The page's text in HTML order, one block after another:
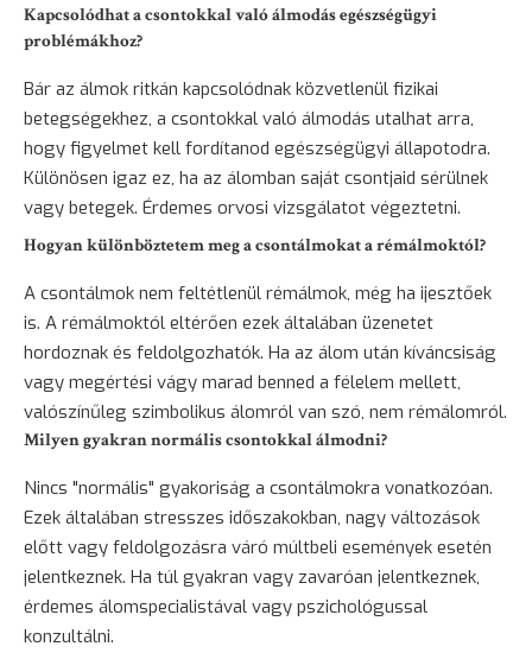
Kapcsolódhat a csontokkal való álmodás egészségügyi
problémákhoz?
Bár az álmok ritkán kapcsolódnak közvetlenül fizikai
betegségekhez, a csontokkal való álmodás utalhat arra,
hogy figyelmet kell fordítanod egészségügyi állapotodra.
Különösen igaz ez, ha az álomban saját csontjaid sérülnek
vagy betegek. Érdemes orvosi vizsgálatot végeztetni.
Hogyan különböztetem meg a csontálmokat a rémálmoktól?
A csontálmok nem feltétlenül rémálmok, még ha ijesztőek
is. A rémálmoktól eltérően ezek általában üzenetet
hordoznak és feldolgozhatók. Ha az álom után kíváncsiság
vagy megértési vágy marad benned a félelem mellett,
valószínűleg szimbolikus álomról van szó, nem rémálomról.
Milyen gyakran normális csontokkal álmodni?
Nincs "normális" gyakoriság a csontálmokra vonatkozóan.
Ezek általában stresszes időszakokban, nagy változások
előtt vagy feldolgozásra váró múltbeli események esetén
jelentkeznek. Ha túl gyakran vagy zavaróan jelentkeznek,
érdemes álomspecialistával vagy pszichológussal
konzultálni.